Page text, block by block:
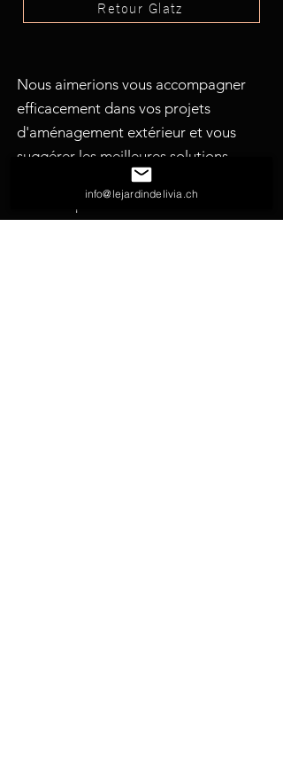
Retour Glatz
Nous aimerions vous accompagner
efficacement dans vos projets
d'aménagement extérieur et vous
suggérer les meilleures solutions
possibles. N'hésitez pas à nous
solliciter pour toutes vos demandes.
info@lejardindelivia.ch